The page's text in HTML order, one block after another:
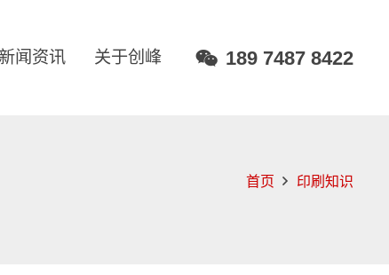
新闻资讯 关于创峰 189 7487 8422
首页 印刷知识